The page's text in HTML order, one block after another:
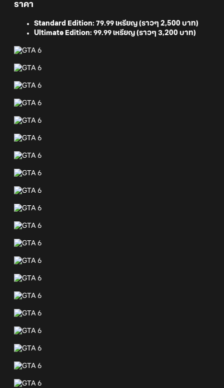
ราคา
Standard Edition: 79.99 เหรียญ (ราวๆ 2,500 บาท)
Ultimate Edition: 99.99 เหรียญ (ราวๆ 3,200 บาท)